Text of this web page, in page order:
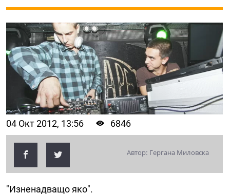
04 Окт 2012, 13:56 6846
Автор: Гергана Миловска
"Изненадващо яко".